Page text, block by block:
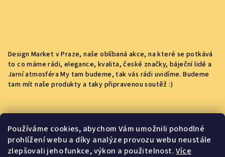
Používáme cookies, abychom Vám umožnili pohodlné
prohlížení webu a díky analýze provozu webu neustále
zlepšovali jeho funkce, výkon a použitelnost.Více
Design Market v Praze, naše oblíbaná akce, na které se potkává
to co máme rádi, elegance, kvalita, české značky, báječní lidé a
Jarní atmosféra My tam budeme, tak vás rádi uvidíme. Budeme
tam mít naše produkty a taky připravenou soutěž :)
Kontakt
yummigos.info@
gmail.com